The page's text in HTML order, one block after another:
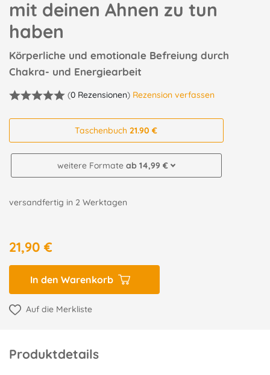
mit deinen Ahnen zu tun
haben
Körperliche und emotionale Befreiung durch
Chakra- und Energiearbeit
(0 Rezensionen) Rezension verfassen
Taschenbuch21.90 €
weitere Formate ab 14,99 €
versandfertig in 2 Werktagen
21,90 €
In den Warenkorb
Auf die Merkliste
Produktdetails